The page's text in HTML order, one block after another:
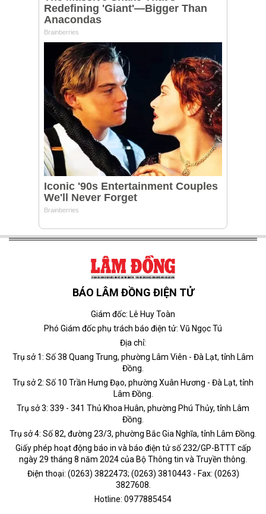
BÁO LÂM ĐỒNG ĐIỆN TỬ
Giám đốc: Lê Huy Toàn
Phó Giám đốc phụ trách báo điện tử: Vũ Ngọc Tú
Địa chỉ:
Trụ sở 1: Số 38 Quang Trung, phường Lâm Viên - Đà Lạt, tỉnh Lâm
Đồng.
Trụ sở 2: Số 10 Trần Hưng Đạo, phường Xuân Hương - Đà Lạt, tỉnh
Lâm Đồng.
Trụ sở 3: 339 - 341 Thủ Khoa Huân, phường Phú Thủy, tỉnh Lâm
Đồng.
Trụ sở 4: Số 82, đường 23/3, phường Bắc Gia Nghĩa, tỉnh Lâm Đồng.
Giấy phép hoạt động báo in và báo điện tử số 232/GP-BTTT cấp
ngày 29 tháng 8 năm 2024 của Bộ Thông tin và Truyền thông.
Điện thoại: (0263) 3822473; (0263) 3810443 - Fax: (0263)
3827608.
Hotline: 0977885454